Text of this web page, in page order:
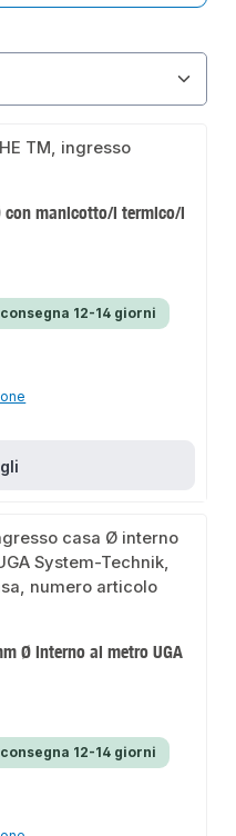
manicotto/i termico/i
12-14 giorni
Ø interno al metro UGA
12-14 giorni